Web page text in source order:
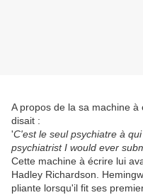
A propos de la sa machine à
disait :
'C'est le seul psychiatre à
psychiatrist I would ever
Cette machine à écrire lui
Hadley Richardson.
pliante lorsqu'il fit ses